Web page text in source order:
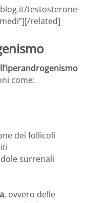
testosterone-
related]
come:
dei follicoli
surrenali
, ovvero delle